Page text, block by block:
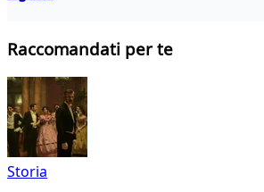
Raccomandati per te
Storia